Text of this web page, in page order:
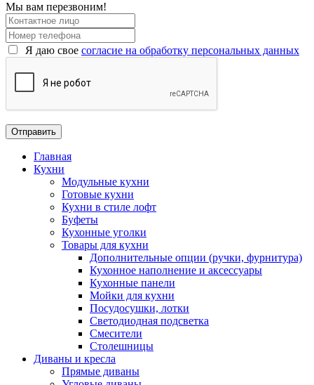
Мы вам перезвоним!
Я даю свое согласие на обработку персональных данных
Главная
Кухни
Модульные кухни
Готовые кухни
Кухни в стиле лофт
Буфеты
Кухонные уголки
Товары для кухни
Дополнительные опции (ручки, фурнитура)
Кухонное наполнение и аксессуары
Кухонные панели
Мойки для кухни
Посудосушки, лотки
Светодиодная подсветка
Смесители
Столешницы
Диваны и кресла
Прямые диваны